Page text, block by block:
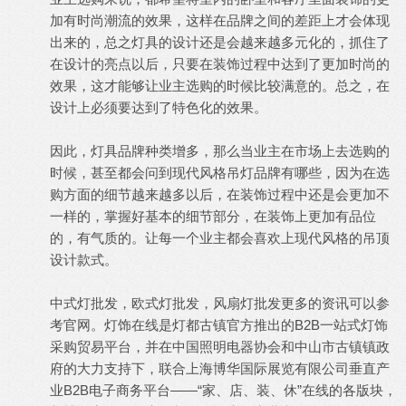
加有时尚潮流的效果，这样在品牌之间的差距上才会体现
出来的，总之灯具的设计还是会越来越多元化的，抓住了
在设计的亮点以后，只要在装饰过程中达到了更加时尚的
效果，这才能够让业主选购的时候比较满意的。总之，在
设计上必须要达到了特色化的效果。
因此，灯具品牌种类增多，那么当业主在市场上去选购的
时候，甚至都会问到现代风格吊灯品牌有哪些，因为在选
购方面的细节越来越多以后，在装饰过程中还是会更加不
一样的，掌握好基本的细节部分，在装饰上更加有品位
的，有气质的。让每一个业主都会喜欢上现代风格的吊顶
设计款式。
中式灯批发 ， 欧式灯批发 ， 风扇灯批发更多的资讯可以参
考官网。灯饰在线是灯都古镇官方推出的B2B一站式灯饰
采购贸易平台，并在中国照明电器协会和中山市古镇镇政
府的大力支持下，联合上海博华国际展览有限公司垂直产
业B2B电子商务平台——“家、店、装、休”在线的各版块，